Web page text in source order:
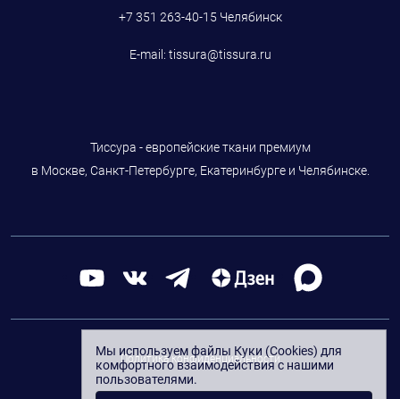
+7 351 263-40-15 Челябинск
E-mail: tissura@tissura.ru
Тиссура - европейские ткани премиум
в Москве, Санкт-Петербурге, Екатеринбурге и Челябинске.
Политика конфиденциальности
Мы используем файлы Куки (Cookies) для
комфортного взаимодействия с нашими
пользователями.